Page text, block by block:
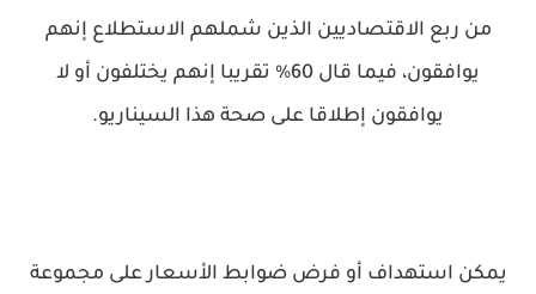
من ربع الاقتصاديين الذين شملهم الاستطلاع إنهم
يوافقون، فيما قال 60% تقريبا إنهم يختلفون أو لا
يوافقون إطلاقا على صحة هذا السيناريو.
يمكن استهداف أو فرض ضوابط الأسعار على مجموعة